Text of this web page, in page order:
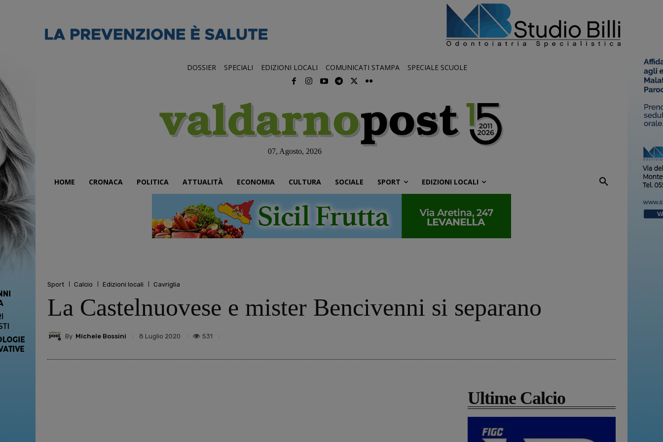
DOSSIER SPECIALI EDIZIONI LOCALI COMUNICATI STAMPA SPECIALE SCUOLE
07, Agosto, 2026
HOME CRONACA POLITICA ATTUALITÀ ECONOMIA CULTURA SOCIALE SPORT EDIZIONI LOCALI
Sport Calcio Edizioni locali Cavriglia
La Castelnuovese e mister Bencivenni si separano
By Michele Bossini 8 Luglio 2020 531
Ultime Calcio